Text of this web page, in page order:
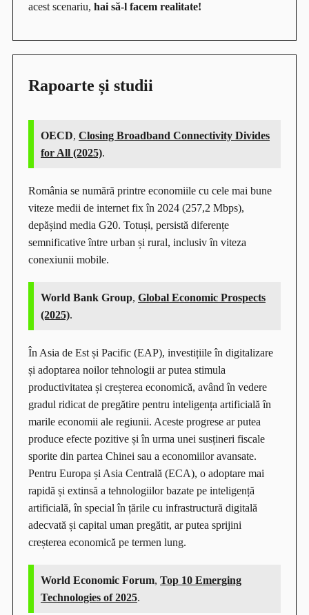
acest scenariu, hai să-l facem realitate!
Rapoarte și studii
OECD, Closing Broadband Connectivity Divides
for All (2025).
România se numără printre economiile cu cele mai bune
viteze medii de internet fix în 2024 (257,2 Mbps),
depășind media G20. Totuși, persistă diferențe
semnificative între urban și rural, inclusiv în viteza
conexiunii mobile.
World Bank Group, Global Economic Prospects
(2025).
În Asia de Est și Pacific (EAP), investițiile în digitalizare
și adoptarea noilor tehnologii ar putea stimula
productivitatea și creșterea economică, având în vedere
gradul ridicat de pregătire pentru inteligența artificială în
marile economii ale regiunii. Aceste progrese ar putea
produce efecte pozitive și în urma unei susțineri fiscale
sporite din partea Chinei sau a economiilor avansate.
Pentru Europa și Asia Centrală (ECA), o adoptare mai
rapidă și extinsă a tehnologiilor bazate pe inteligență
artificială, în special în țările cu infrastructură digitală
adecvată și capital uman pregătit, ar putea sprijini
creșterea economică pe termen lung.
World Economic Forum, Top 10 Emerging
Technologies of 2025.